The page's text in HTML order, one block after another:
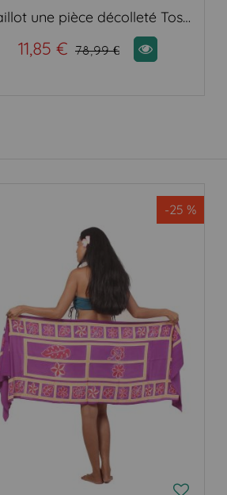
Maillot une pièce décolleté Tosca
11,85 € 78,99 €
-25 %